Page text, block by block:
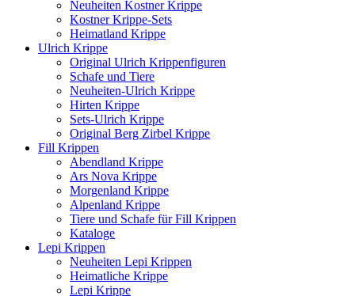
Neuheiten Kostner Krippe
Kostner Krippe-Sets
Heimatland Krippe
Ulrich Krippe
Original Ulrich Krippenfiguren
Schafe und Tiere
Neuheiten-Ulrich Krippe
Hirten Krippe
Sets-Ulrich Krippe
Original Berg Zirbel Krippe
Fill Krippen
Abendland Krippe
Ars Nova Krippe
Morgenland Krippe
Alpenland Krippe
Tiere und Schafe für Fill Krippen
Kataloge
Lepi Krippen
Neuheiten Lepi Krippen
Heimatliche Krippe
Lepi Krippe